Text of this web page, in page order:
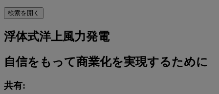
検索を開く
浮体式洋上風力発電
自信をもって商業化を実現するために
共有: